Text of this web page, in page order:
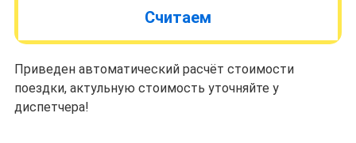
Считаем
Приведен автоматический расчёт стоимости
поездки, актульную стоимость уточняйте у
диспетчера!